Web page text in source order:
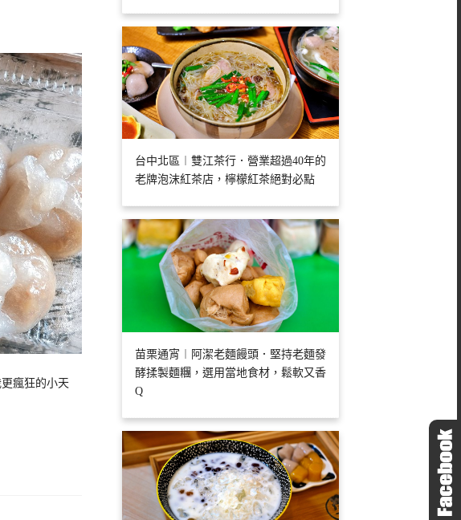
瘋狂的小天
台中北區︱雙江茶行．營業超過40年的
老牌泡沫紅茶店，檸檬紅茶絕對必點
苗栗通宵︱阿潔老麵饅頭．堅持老麵發
酵揉製麵糰，選用當地食材，鬆軟又香
Q